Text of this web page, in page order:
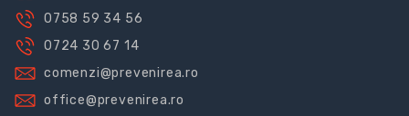
0758 59 34 56
0724 30 67 14
comenzi@prevenirea.ro
office@prevenirea.ro